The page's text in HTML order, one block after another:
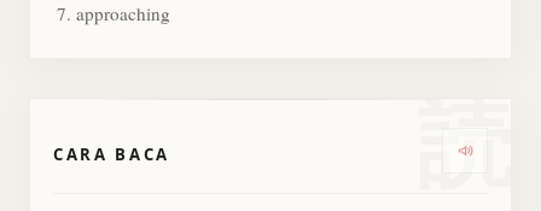
approaching
読
CARA BACA